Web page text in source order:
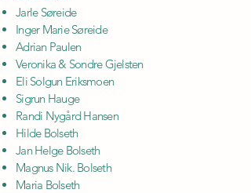
Jarle Søreide
Inger Marie Søreide
Adrian Paulen
Veronika & Sondre Gjelsten
Eli Solgun Eriksmoen
Sigrun Hauge
Randi Nygård Hansen
Hilde Bolseth
Jan Helge Bolseth
Magnus Nik. Bolseth
Maria Bolseth